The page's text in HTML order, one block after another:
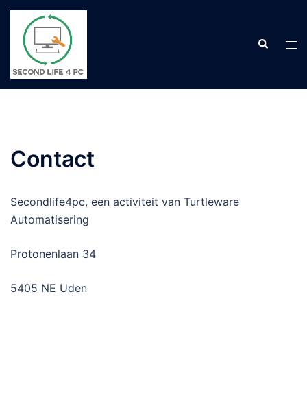
Ga
inhoud
Zoeken
Contact
Secondlife4pc, een activiteit van Turtleware
Automatisering
Protonenlaan 34
5405 NE Uden